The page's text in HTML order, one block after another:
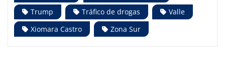
Trump
Tráfico de drogas
Valle
Xiomara Castro
Zona Sur